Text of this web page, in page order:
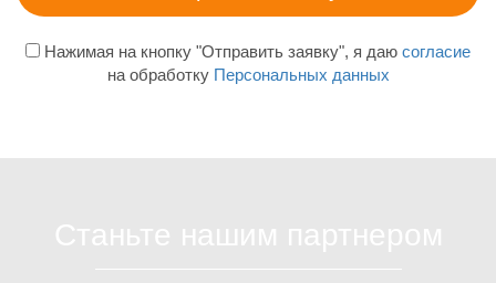
Нажимая на кнопку "Отправить заявку", я даю согласие
на обработку Персональных данных